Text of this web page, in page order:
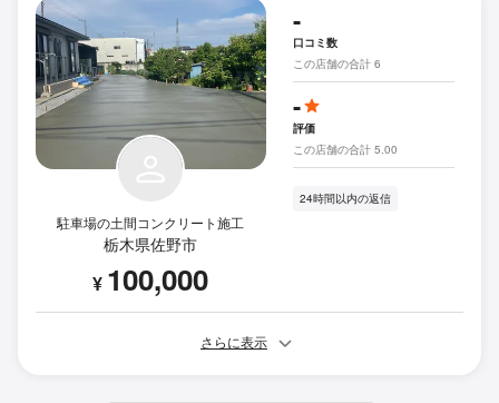
駐車場の土間コンクリート施工
栃木県佐野市
¥ 100,000
-
口コミ数
この店舗の合計 6
-
評価
この店舗の合計 5.00
24時間以内の返信
さらに表示